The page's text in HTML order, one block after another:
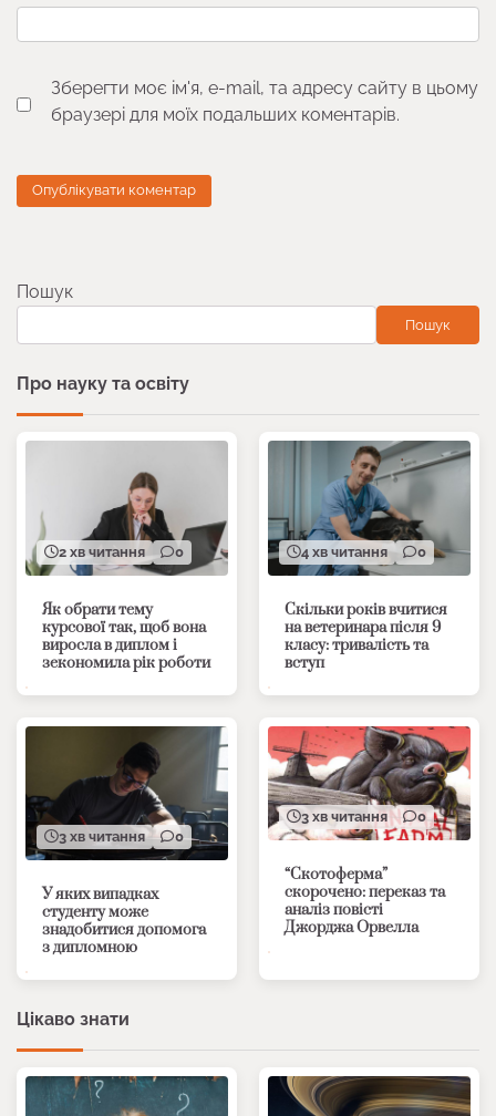
Зберегти моє ім'я, e-mail, та адресу сайту в цьому
браузері для моїх подальших коментарів.
Пошук
Пошук
Про науку та освіту
2 хв читання 0
Як обрати тему
курсової так, щоб вона
виросла в диплом і
зекономила рік роботи
4 хв читання 0
Скільки років вчитися
на ветеринара після 9
класу: тривалість та
вступ
3 хв читання 0
У яких випадках
студенту може
знадобитися допомога
з дипломною
3 хв читання 0
“Скотоферма”
скорочено: переказ та
аналіз повісті
Джорджа Орвелла
Цікаво знати